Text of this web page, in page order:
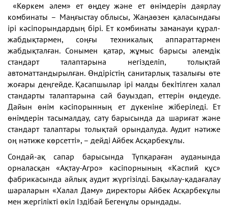
«Көркем әлем» ет өңдеу және ет өнімдерін даярлау
комбинаты – Маңғыстау облысы, Жаңаөзен қаласындағы
ірі кәсіпорындардың бірі. Ет комбинаты заманауи құрал-
жабдықтармен, соңғы техникалық аппараттармен
жабдықталған. Сонымен қатар, жұмыс барысы әлемдік
стандарт талаптарына негізделіп, толықтай
автоматтандырылған. Өндірістің санитарлық тазалығы өте
жоғары деңгейде. Қасапшылар ірі малды бекітілген халал
стандарты талаптарына сай бауыздап, еттерін өңдеуде.
Дайын өнім кәсіпорынның ет дүкеніне жіберіледі. Ет
өнімдерін тасымалдау, сату барысында да шариғат және
стандарт талаптары толықтай орындалуда. Аудит нәтиже
оң нәтиже көрсетті», – дейді Айбек Асқарбекұлы.
Сондай-ақ сапар барысында Түпқараған ауданында
орналасқан «Ақтау-Агро» кәсіпорнының «Каспий құс»
фабрикасында айлық аудит жүргізілді. Бақылау-қадағалау
шараларын «Халал Даму» директоры Айбек Асқарбекұлы
мен жергілікті өкіл Іздібай Бегенұлы орындады.